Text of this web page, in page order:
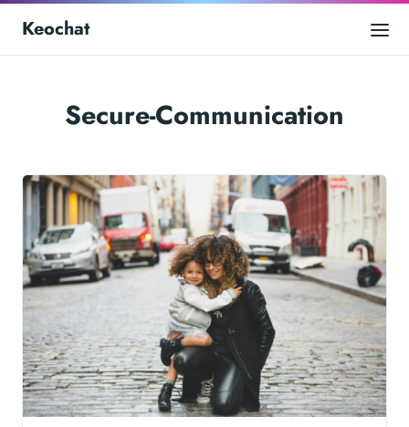
Keochat
Secure-Communication